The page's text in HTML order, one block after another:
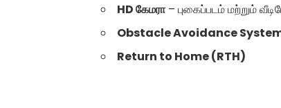
HD கேமரா– புகைப்படம் மற்றும்
Obstacle Avoidance
Return to Home (RTH)